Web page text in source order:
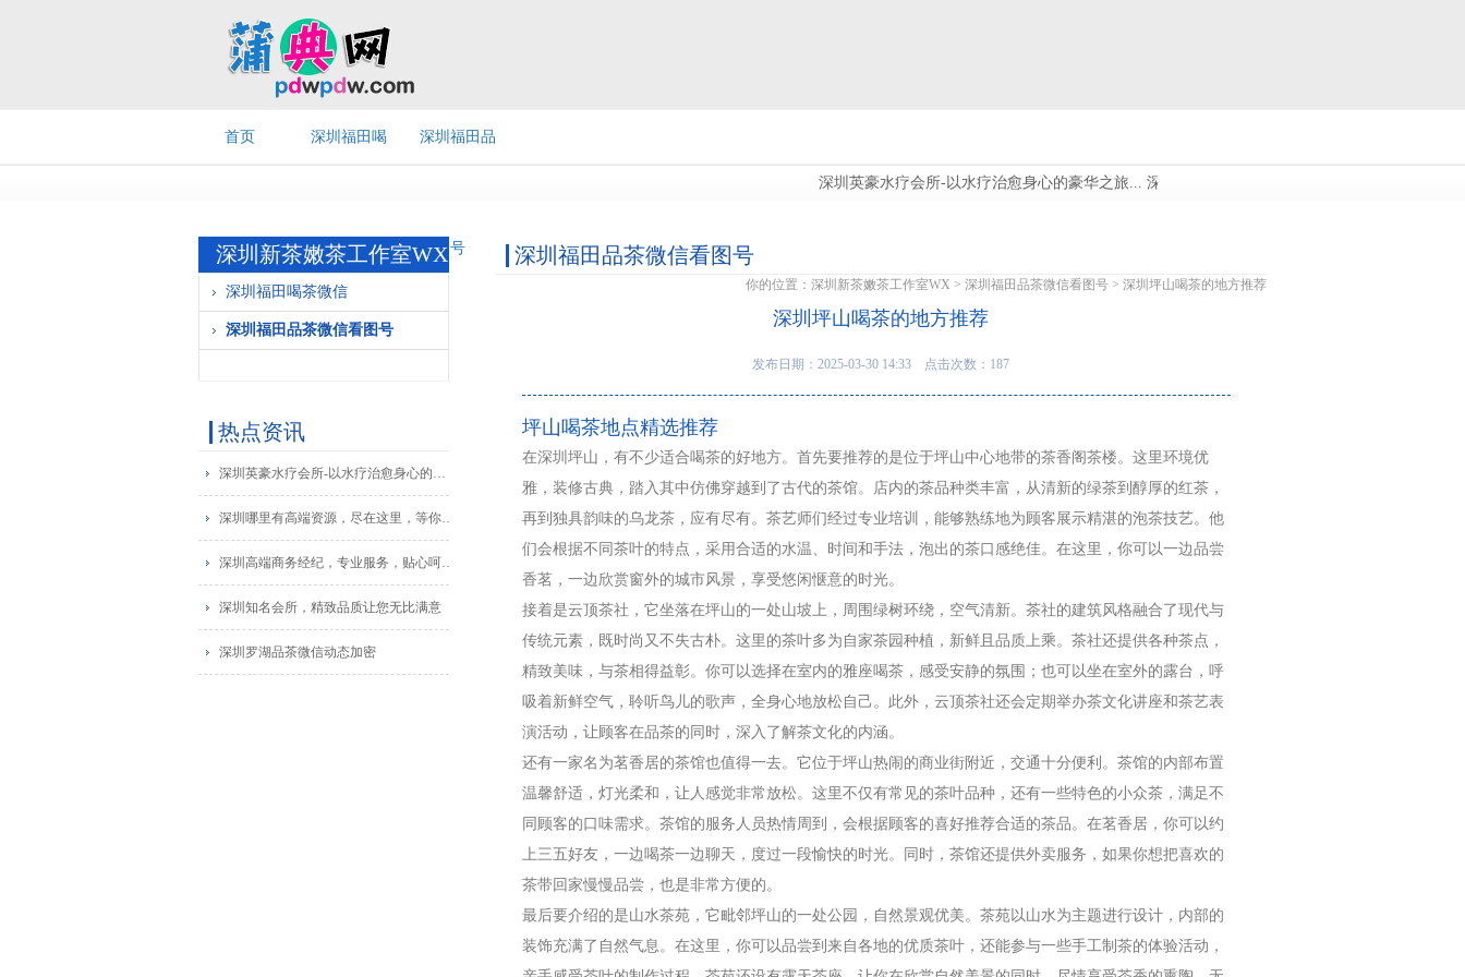
首页 深圳福田喝 深圳福田品
号
深圳英豪水疗会所-以水疗治愈身心的豪华之旅... 深圳哪里有高端资源，尽在这里，等你探索_1...
深圳新茶嫩茶工作室WX
深圳福田喝茶微信
深圳福田品茶微信看图号
热点资讯
深圳英豪水疗会所-以水疗治愈身心的豪华之旅
深圳哪里有高端资源，尽在这里，等你探索_1
深圳高端商务经纪，专业服务，贴心呵护_1
深圳知名会所，精致品质让您无比满意
深圳罗湖品茶微信动态加密
深圳福田品茶微信看图号
你的位置： 深圳新茶嫩茶工作室WX > 深圳福田品茶微信看图号 > 深圳坪山喝茶的地方推荐
深圳坪山喝茶的地方推荐
发布日期：2025-03-30 14:33 点击次数：187
坪山喝茶地点精选推荐
在深圳坪山，有不少适合喝茶的好地方。首先要推荐的是位于坪山中心地带的茶香阁茶楼。这里环境优
雅，装修古典，踏入其中仿佛穿越到了古代的茶馆。店内的茶品种类丰富，从清新的绿茶到醇厚的红茶，
再到独具韵味的乌龙茶，应有尽有。茶艺师们经过专业培训，能够熟练地为顾客展示精湛的泡茶技艺。他
们会根据不同茶叶的特点，采用合适的水温、时间和手法，泡出的茶口感绝佳。在这里，你可以一边品尝
香茗，一边欣赏窗外的城市风景，享受悠闲惬意的时光。
接着是云顶茶社，它坐落在坪山的一处山坡上，周围绿树环绕，空气清新。茶社的建筑风格融合了现代与
传统元素，既时尚又不失古朴。这里的茶叶多为自家茶园种植，新鲜且品质上乘。茶社还提供各种茶点，
精致美味，与茶相得益彰。你可以选择在室内的雅座喝茶，感受安静的氛围；也可以坐在室外的露台，呼
吸着新鲜空气，聆听鸟儿的歌声，全身心地放松自己。此外，云顶茶社还会定期举办茶文化讲座和茶艺表
演活动，让顾客在品茶的同时，深入了解茶文化的内涵。
还有一家名为茗香居的茶馆也值得一去。它位于坪山热闹的商业街附近，交通十分便利。茶馆的内部布置
温馨舒适，灯光柔和，让人感觉非常放松。这里不仅有常见的茶叶品种，还有一些特色的小众茶，满足不
同顾客的口味需求。茶馆的服务人员热情周到，会根据顾客的喜好推荐合适的茶品。在茗香居，你可以约
上三五好友，一边喝茶一边聊天，度过一段愉快的时光。同时，茶馆还提供外卖服务，如果你想把喜欢的
茶带回家慢慢品尝，也是非常方便的。
最后要介绍的是山水茶苑，它毗邻坪山的一处公园，自然景观优美。茶苑以山水为主题进行设计，内部的
装饰充满了自然气息。在这里，你可以品尝到来自各地的优质茶叶，还能参与一些手工制茶的体验活动，